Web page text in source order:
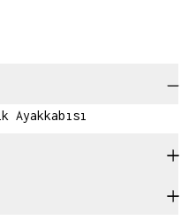
Ayakkabısı